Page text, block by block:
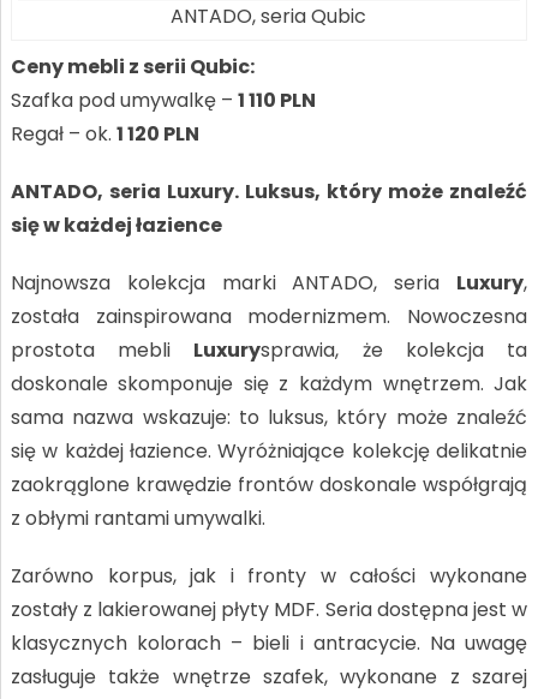
ANTADO, seria Qubic
Ceny mebli z serii Qubic:
Szafka pod umywalkę – 1 110 PLN
Regał – ok. 1 120 PLN
ANTADO, seria Luxury. Luksus, który może znaleźć
się w każdej łazience
Najnowsza kolekcja marki ANTADO, seria Luxury,
została zainspirowana modernizmem. Nowoczesna
prostota mebli Luxurysprawia, że kolekcja ta
doskonale skomponuje się z każdym wnętrzem. Jak
sama nazwa wskazuje: to luksus, który może znaleźć
się w każdej łazience. Wyróżniające kolekcję delikatnie
zaokrąglone krawędzie frontów doskonale współgrają
z obłymi rantami umywalki.
Zarówno korpus, jak i fronty w całości wykonane
zostały z lakierowanej płyty MDF. Seria dostępna jest w
klasycznych kolorach – bieli i antracycie. Na uwagę
zasługuje także wnętrze szafek, wykonane z szarej